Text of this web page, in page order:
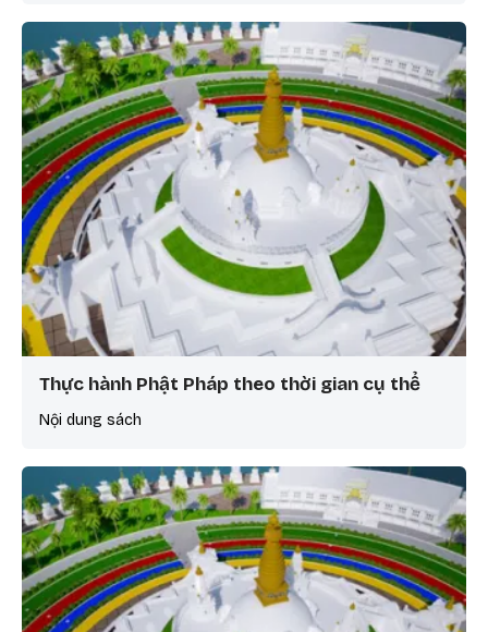
Thực hành Phật Pháp theo thời gian cụ thể
Nội dung sách